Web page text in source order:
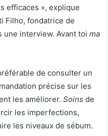
efficaces », explique
Filho, fondatrice de
une interview. Avant toi ma
de consulter un
précise sur les
les améliorer. Soins de
les imperfections,
les niveaux de sébum.